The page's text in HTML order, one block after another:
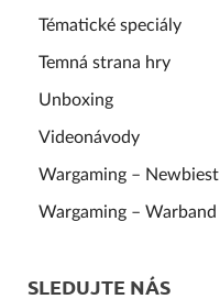
Tématické speciály
Temná strana hry
Unboxing
Videonávody
Wargaming – Newbiest
Wargaming – Warband
SLEDUJTE NÁS